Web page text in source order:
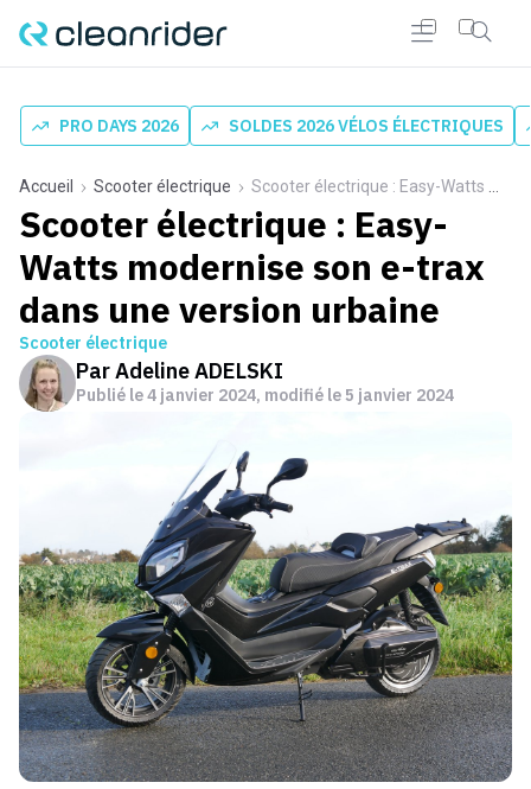
PRO DAYS 2026 SOLDES 2026 VÉLOS ÉLECTRIQUES
Accueil Scooter électrique Scooter électrique : Easy-Watts modernise son e-trax dans une version urbaine
Scooter électrique : Easy-
Watts modernise son e-trax
dans une version urbaine
Scooter électrique
ParAdeline ADELSKI
Publié le4 janvier 2024, modifié le 5 janvier 2024